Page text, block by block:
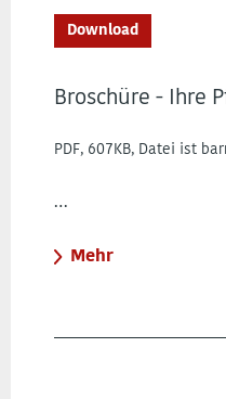
Download
Broschüre - Ihre
PDF, 607KB, Datei ist
…
Mehr